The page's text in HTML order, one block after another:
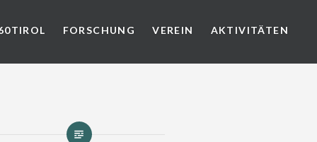
FORSCHUNG VEREIN AKTIVITÄTEN